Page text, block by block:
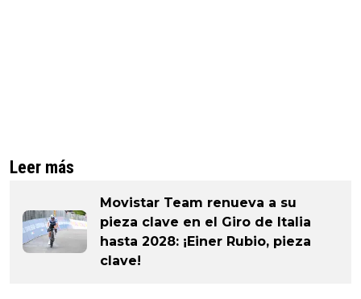
Leer más
Movistar Team renueva a su
pieza clave en el Giro de Italia
hasta 2028: ¡Einer Rubio, pieza
clave!